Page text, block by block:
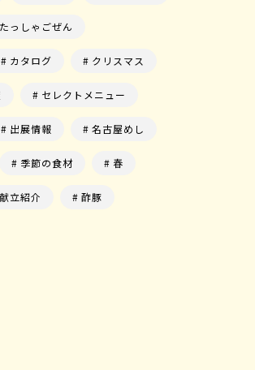
っしゃごぜん
カタログ クリスマス
セレクトメニュー
出展情報 名古屋めし
季節の食材 春
献立紹介 酢豚